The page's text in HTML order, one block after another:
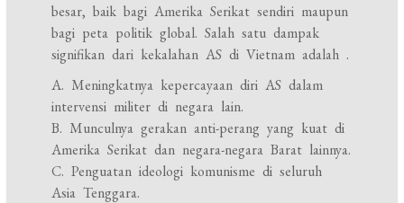
besar, baik bagi Amerika Serikat sendiri maupun
bagi peta politik global. Salah satu dampak
signifikan dari kekalahan AS di Vietnam adalah .
A. Meningkatnya kepercayaan diri AS dalam
intervensi militer di negara lain.
B. Munculnya gerakan anti-perang yang kuat di
Amerika Serikat dan negara-negara Barat lainnya.
C. Penguatan ideologi komunisme di seluruh
Asia Tenggara.